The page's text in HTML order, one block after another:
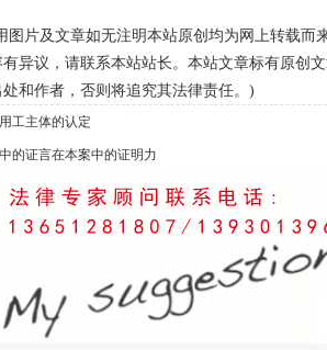
图片及文章如无注明本站原创均为网上转载而
异议，请联系本站站长。本站文章标有原创
和作者，否则将追究其法律责任。)
工主体的认定
的证言在本案中的证明力